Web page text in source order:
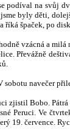
podíval na svůj
byly děti,
říká špaček, po
vzácná a milá
Převážně
sobotu navečer
zjistil Bobo.
Peruci. Ve
19. července.